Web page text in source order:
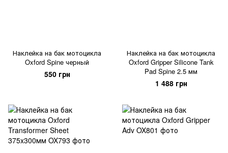
Наклейка на бак мотоцикла
Oxford Spine черный
550 грн
Наклейка на бак мотоцикла
Oxford Gripper Silicone Tank
Pad Spine 2.5 мм
1 488 грн